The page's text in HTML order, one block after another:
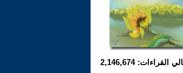
القراءات: 2,146,674